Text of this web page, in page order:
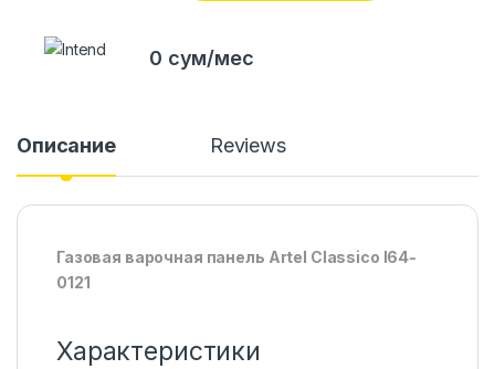
0 сум/мес
Описание Reviews
Газовая варочная панель Artel Classico I64-
0121
Характеристики